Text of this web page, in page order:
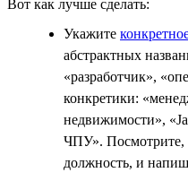
Вот как лучше сделать:
Укажите
абстрактных
«разработчик»,
конкретики:
недвижимости»,
ЧПУ». Посмотрите,
должность, и